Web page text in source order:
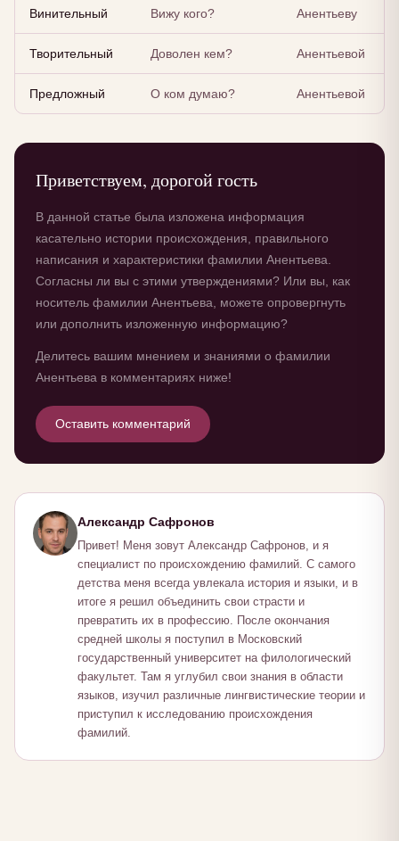
Винительный Вижу кого? Анентьеву
Творительный Доволен кем? Анентьевой
Предложный О ком думаю? Анентьевой
Приветствуем, дорогой гость
В данной статье была изложена информация
касательно истории происхождения, правильного
написания и характеристики фамилии Анентьева.
Согласны ли вы с этими утверждениями? Или вы, как
носитель фамилии Анентьева, можете опровергнуть
или дополнить изложенную информацию?
Делитесь вашим мнением и знаниями о фамилии
Анентьева в комментариях ниже!
Оставить комментарий
Александр Сафронов
Привет! Меня зовут Александр Сафронов, и я
специалист по происхождению фамилий. С самого
детства меня всегда увлекала история и языки, и в
итоге я решил объединить свои страсти и
превратить их в профессию. После окончания
средней школы я поступил в Московский
государственный университет на филологический
факультет. Там я углубил свои знания в области
языков, изучил различные лингвистические теории и
приступил к исследованию происхождения
фамилий.